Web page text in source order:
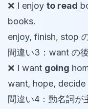
❌ I enjoy to read
books.
enjoy, finish, stop
間違い3：want の
❌ I want going
want, hope, decide
間違い4：動名詞が